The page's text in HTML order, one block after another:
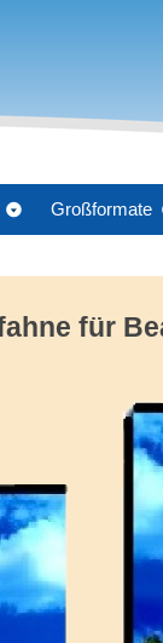
Großformate
für